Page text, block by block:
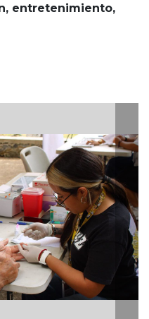
entretenimiento,